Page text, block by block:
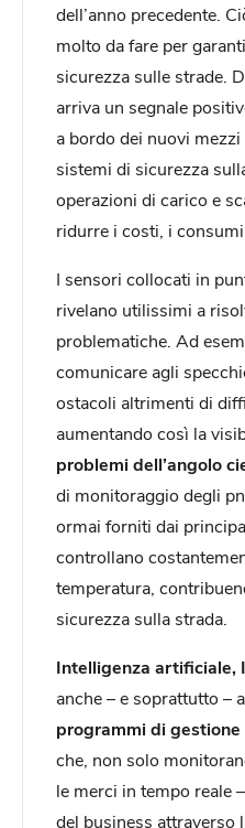
dell’anno precedente.
molto da fare per
sicurezza sulle strade.
arriva un segnale
a bordo dei nuovi
sistemi di sicurezza
operazioni di carico e
ridurre i costi, i consumi
I sensori collocati in
rivelano utilissimi a
problematiche. Ad
comunicare agli
ostacoli altrimenti di
aumentando così la
problemi dell’angolo
di monitoraggio degli
ormai forniti dai
controllano
temperatura,
sicurezza sulla strada.
Intelligenza artificiale,
anche – e soprattutto –
programmi di
che, non solo
le merci in tempo reale
del business attraverso